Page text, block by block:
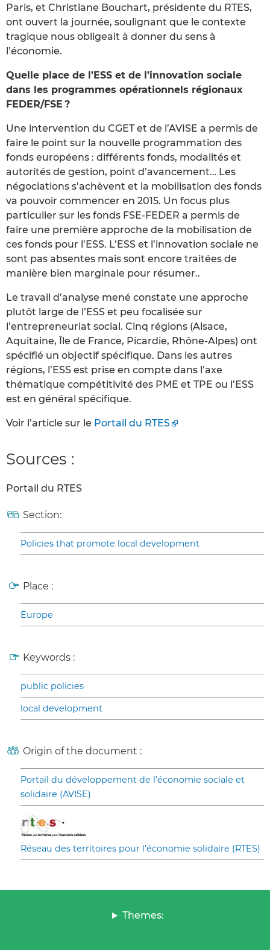
Paris, et Christiane Bouchart, présidente du RTES,
ont ouvert la journée, soulignant que le contexte
tragique nous obligeait à donner du sens à
l’économie.
Quelle place de l’ESS et de l’innovation sociale
dans les programmes opérationnels régionaux
FEDER/FSE ?
Une intervention du CGET et de l’AVISE a permis de
faire le point sur la nouvelle programmation des
fonds européens : différents fonds, modalités et
autorités de gestion, point d’avancement… Les
négociations s’achèvent et la mobilisation des fonds
va pouvoir commencer en 2015. Un focus plus
particulier sur les fonds FSE-FEDER a permis de
faire une première approche de la mobilisation de
ces fonds pour l’ESS. L’ESS et l’innovation sociale ne
sont pas absentes mais sont encore traitées de
manière bien marginale pour résumer..
Le travail d’analyse mené constate une approche
plutôt large de l’ESS et peu focalisée sur
l’entrepreneuriat social. Cinq régions (Alsace,
Aquitaine, Île de France, Picardie, Rhône-Alpes) ont
spécifié un objectif spécifique. Dans les autres
régions, l’ESS est prise en compte dans l’axe
thématique compétitivité des PME et TPE ou l’ESS
est en général spécifique.
Voir l’article sur le Portail du RTES
Sources :
Portail du RTES
Section:
Policies that promote local development
Place :
Europe
Keywords :
public policies
local development
Origin of the document :
Portail du développement de l’économie sociale et
solidaire (AVISE)
Réseau des territoires pour l’économie solidaire (RTES)
Themes: